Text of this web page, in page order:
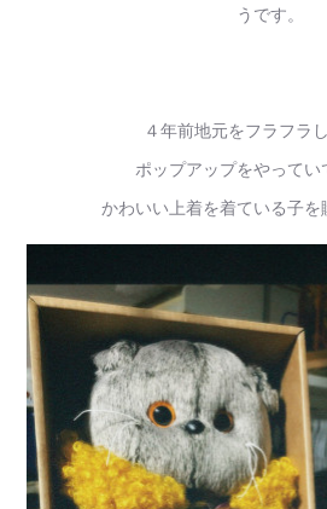
うです。
４年前地元をフラフラ
ポップアップをやってい
かわいい上着を着ている子を